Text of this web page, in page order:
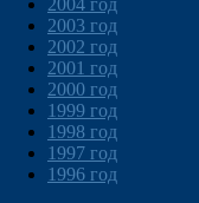
2004 год
2003 год
2002 год
2001 год
2000 год
1999 год
1998 год
1997 год
1996 год